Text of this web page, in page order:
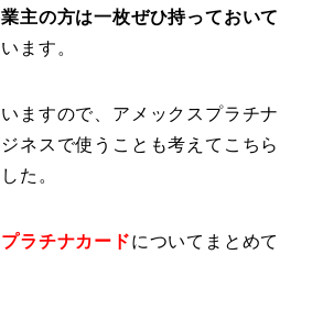
主の方は一枚ぜひ持っておいて
ます。
ますので、アメックスプラチナ
ネスで使うことも考えてこちら
た。
ラチナカードについてまとめて